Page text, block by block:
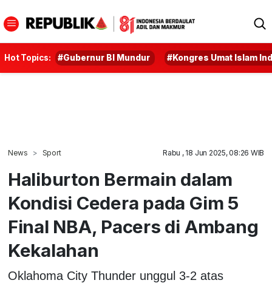
Hot Topics: #Gubernur BI Mundur #Kongres Umat Islam
News Sport Rabu , 18 Jun 2025, 08:26 WIB
Haliburton Bermain dalam
Kondisi Cedera pada Gim 5
Final NBA, Pacers di Ambang
Kekalahan
Oklahoma City Thunder unggul 3-2 atas